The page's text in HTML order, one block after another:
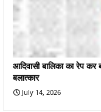
आदिवासी बालिका का रेप कर
बलात्कार
July 14, 2026